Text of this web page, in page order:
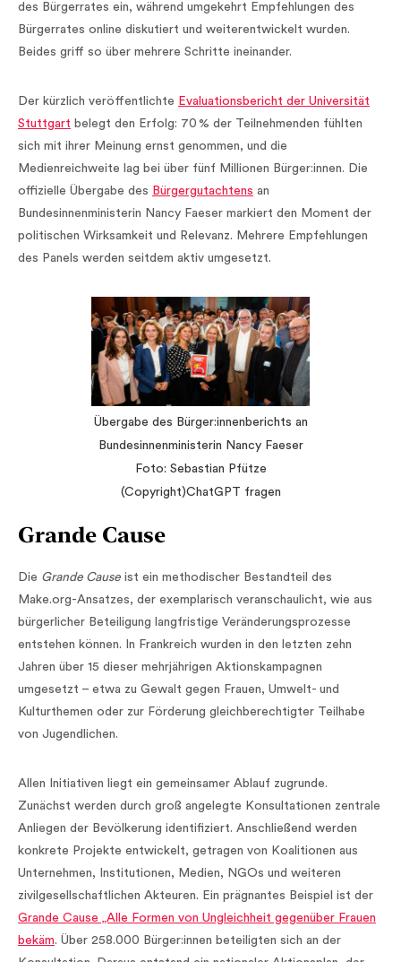
des Bürgerrates ein, während umgekehrt Empfehlungen des
Bürgerrates online diskutiert und weiterentwickelt wurden.
Beides griff so über mehrere Schritte ineinander.
Der kürzlich veröffentlichte Evaluationsbericht der Universität
Stuttgart belegt den Erfolg: 70 % der Teilnehmenden fühlten
sich mit ihrer Meinung ernst genommen, und die
Medienreichweite lag bei über fünf Millionen Bürger:innen. Die
offizielle Übergabe des Bürgergutachtens an
Bundesinnenministerin Nancy Faeser markiert den Moment der
politischen Wirksamkeit und Relevanz. Mehrere Empfehlungen
des Panels werden seitdem aktiv umgesetzt.
Übergabe des Bürger:innenberichts an
Bundesinnenministerin Nancy Faeser
Foto: Sebastian Pfütze
(Copyright)ChatGPT fragen
Grande Cause
Die Grande Cause ist ein methodischer Bestandteil des
Make.org-Ansatzes, der exemplarisch veranschaulicht, wie aus
bürgerlicher Beteiligung langfristige Veränderungsprozesse
entstehen können. In Frankreich wurden in den letzten zehn
Jahren über 15 dieser mehrjährigen Aktionskampagnen
umgesetzt – etwa zu Gewalt gegen Frauen, Umwelt- und
Kulturthemen oder zur Förderung gleichberechtigter Teilhabe
von Jugendlichen.
Allen Initiativen liegt ein gemeinsamer Ablauf zugrunde.
Zunächst werden durch groß angelegte Konsultationen zentrale
Anliegen der Bevölkerung identifiziert. Anschließend werden
konkrete Projekte entwickelt, getragen von Koalitionen aus
Unternehmen, Institutionen, Medien, NGOs und weiteren
zivilgesellschaftlichen Akteuren. Ein prägnantes Beispiel ist der
Grande Cause „Alle Formen von Ungleichheit gegenüber Frauen
bekäm. Über 258.000 Bürger:innen beteiligten sich an der